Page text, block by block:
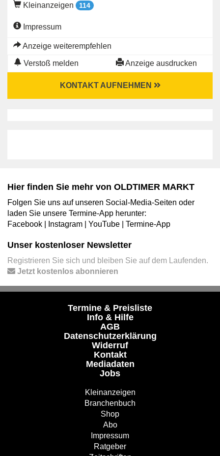
Kleinanzeigen 114
Impressum
Anzeige weiterempfehlen
Verstoß melden Anzeige ausdrucken
KONTAKT AUFNEHMEN
Hier finden Sie mehr von OLDTIMER MARKT
Folgen Sie uns auf unseren Social-Media-Seiten oder
laden Sie unsere Termine-App herunter:
Facebook
Instagram YouTube Termine-App
Unser kostenloser Newsletter
Registrieren Sie sich und bleiben Sie auf dem Laufenden.
Jetzt kostenlos abonnieren
Termine & Preisliste
Info & Hilfe
AGB
Datenschutzerklärung
Widerruf
Kontakt
Mediadaten
Jobs
Kleinanzeigen
Branchenbuch
Shop
Abo
Impressum
Ratgeber